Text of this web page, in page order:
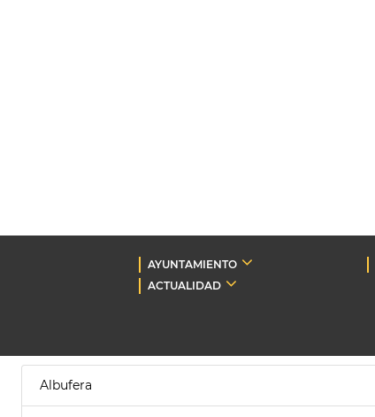
AYUNTAMIENTO
ACTUALIDAD
Albufera